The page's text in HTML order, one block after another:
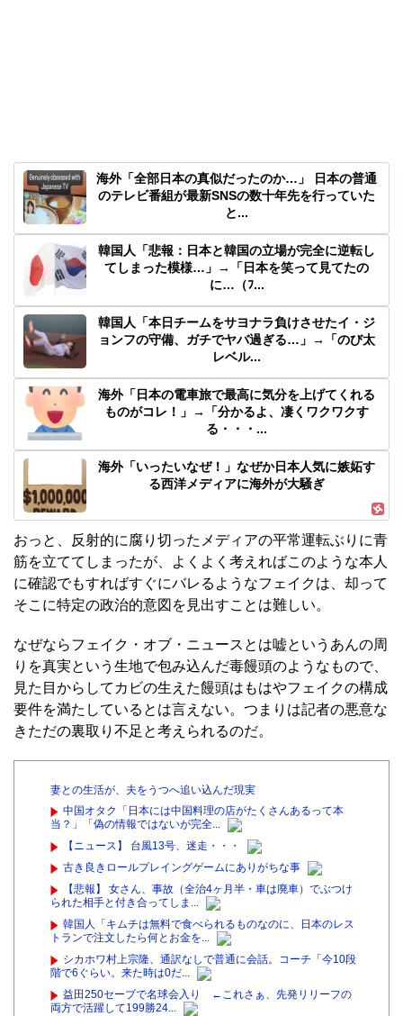
海外「全部日本の真似だったのか…」 日本の普通
のテレビ番組が最新SNSの数十年先を行っていた
と...
韓国人「悲報：日本と韓国の立場が完全に逆転し
てしまった模様…」→「日本を笑って見てたの
に…（ﾌ...
韓国人「本日チームをサヨナラ負けさせたイ・ジ
ョンフの守備、ガチでヤバ過ぎる…」→「のび太
レベル...
海外「日本の電車旅で最高に気分を上げてくれる
ものがコレ！」→「分かるよ、凄くワクワクす
る・・・...
海外「いったいなぜ！」なぜか日本人気に嫉妬す
る西洋メディアに海外が大騒ぎ
おっと、反射的に腐り切ったメディアの平常運転ぶりに青
筋を立ててしまったが、よくよく考えればこのような本人
に確認でもすればすぐにバレるようなフェイクは、却って
そこに特定の政治的意図を見出すことは難しい。
なぜならフェイク・オブ・ニュースとは嘘というあんの周
りを真実という生地で包み込んだ毒饅頭のようなもので、
見た目からしてカビの生えた饅頭はもはやフェイクの構成
要件を満たしているとは言えない。つまりは記者の悪意な
きただの裏取り不足と考えられるのだ。
妻との生活が、夫をうつへ追い込んだ現実
中国オタク「日本には中国料理の店がたくさんあるって本
当？」「偽の情報ではないが完全...
【ニュース】 台風13号、迷走・・・
古き良きロールプレイングゲームにありがちな事
【悲報】 女さん、事故（全治4ヶ月半・車は廃車）でぶつけ
られた相手と付き合ってしま...
韓国人「キムチは無料で食べられるものなのに、日本のレス
トランで注文したら何とお金を...
シカホワ村上宗隆、通訳なしで普通に会話。コーチ「今10段
階で6ぐらい。来た時は0だ...
益田250セーブで名球会入り ←これさぁ、先発リリーフの
両方で活躍して199勝24...